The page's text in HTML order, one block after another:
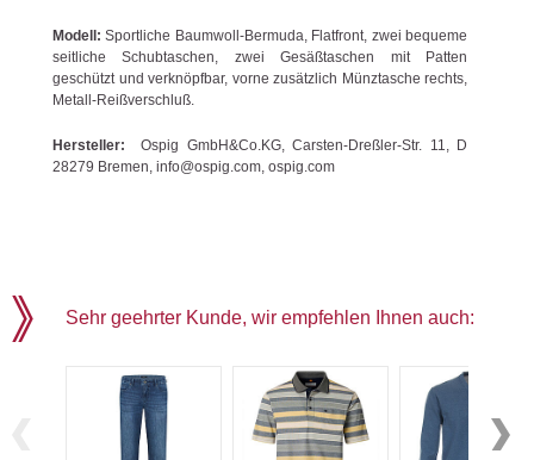
Modell: Sportliche Baumwoll-Bermuda, Flatfront, zwei bequeme
seitliche Schubtaschen, zwei Gesäßtaschen mit Patten
geschützt und verknöpfbar, vorne zusätzlich Münztasche rechts,
Metall-Reißverschluß.
Hersteller: Ospig GmbH&Co.KG, Carsten-Dreßler-Str. 11, D
28279 Bremen, info@ospig.com, ospig.com
Sehr geehrter Kunde, wir empfehlen Ihnen auch: